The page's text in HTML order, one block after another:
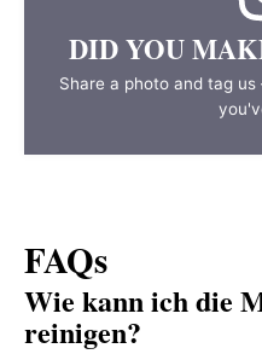
DID YOU
Share a photo and tag
FAQs
Wie kann ich die
reinigen?